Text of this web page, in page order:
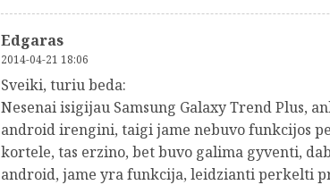
Edgaras
2014-04-21 18:06
Sveiki, turiu beda:
Nesenai isigijau Samsung Galaxy Trend Plus,
android irengini, taigi jame nebuvo funkcijos
kortele, tas erzino, bet buvo galima gyventi,
android, jame yra funkcija, leidzianti perkelti